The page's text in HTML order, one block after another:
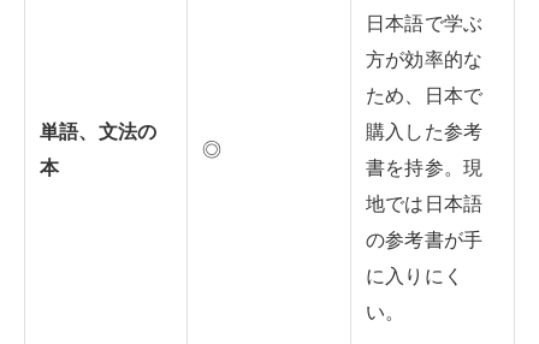
単語、文法の
本
◎
日本語で学ぶ
方が効率的な
ため、日本で
購入した参考
書を持参。現
地では日本語
の参考書が手
に入りにく
い。